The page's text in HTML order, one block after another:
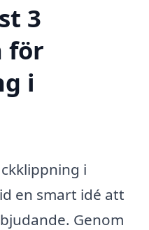
3
för
i
i
en smart idé att
Genom